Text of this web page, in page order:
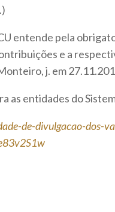
entende pela
e a
j. em
as entidades do
de-divulgacao-dos-